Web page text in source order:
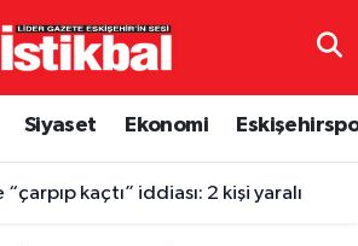
Siyaset Ekonomi
kaçtı” iddiası: 2 kişi yaralı
Eczaneler